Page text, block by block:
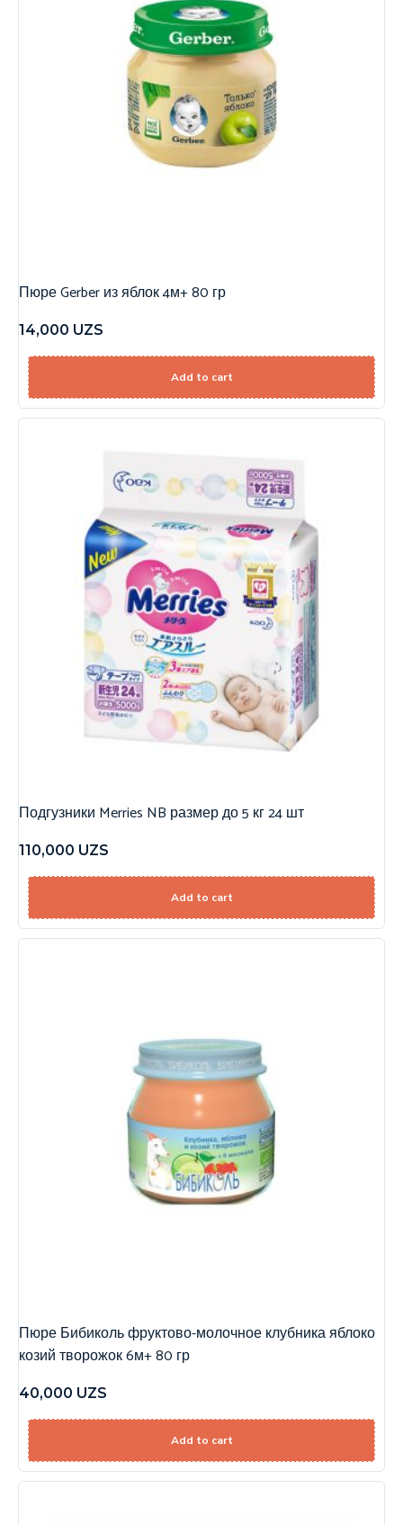
Пюре Gerber из яблок 4м+ 80 гр
14,000 UZS
Add to cart
Подгузники Merries NB размер до 5 кг 24 шт
110,000 UZS
Add to cart
Пюре Бибиколь фруктово-молочное клубника яблоко
козий творожок 6м+ 80 гр
40,000 UZS
Add to cart